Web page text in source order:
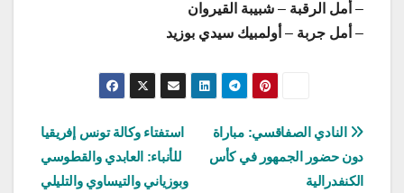
– أمل الرقبة – شبيبة القيروان
– أمل جربة – أولمبيك سيدي بوزيد
تصفّح
المقالات
استفتاء وكالة تونس إفريقيا
للأنباء: العابدي والقطوسي
وبوزياني والتيساوي والتليلي
النادي الصفاقسي: مباراة
دون حضور الجمهور في كأس
الكنفدرالية